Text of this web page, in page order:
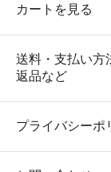
カートを見る
送料・支払い方
返品など
プライバシーポ